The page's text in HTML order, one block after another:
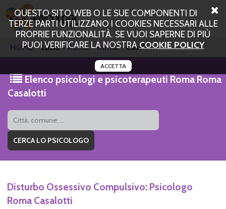
QUESTO SITO WEB O LE SUE COMPONENTI DI
TERZE PARTI UTILIZZANO I COOKIES NECESSARI ALLE
PROPRIE FUNZIONALITÀ. SE VUOI SAPERNE DI PIÙ
PUOI VERIFICARE LA NOSTRACOOKIE POLICY
ACCETTA
HOME Lazio Roma Roma Casalotti
Elenco psicologi e psicoterapeuti Roma Roma
Casalotti
Disturbo Ossessivo Compulsivo: Psicologo
Roma Casalotti